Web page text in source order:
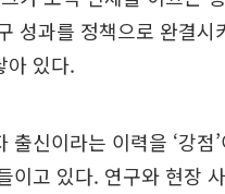
성과를 정책으로 완결시
아 있다.
출신이라는 이력을 ‘강점
이고 있다. 연구와 현장